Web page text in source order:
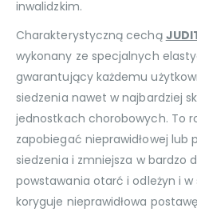
inwalidzkim.
Charakterystyczną cechą
wykonany ze specjalnych
gwarantujący każdemu
siedzenia nawet w najbardziej
jednostkach chorobowych. To
zapobiegać nieprawidłowej lub
siedzenia i zmniejsza w bardzo
powstawania otarć i odleżyn i
koryguje nieprawidłowa